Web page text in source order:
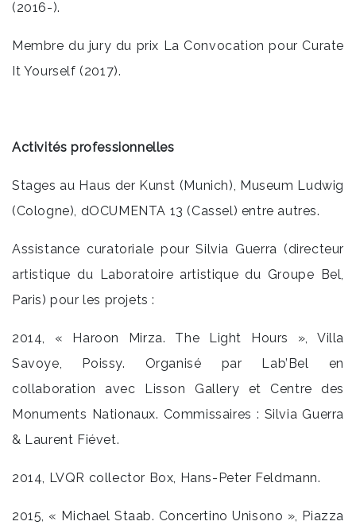
(2016-).
Membre du jury du prix La Convocation pour Curate
It Yourself (2017).
Activitésprofessionnelles
Stages au Haus der Kunst (Munich), Museum Ludwig
(Cologne), dOCUMENTA 13 (Cassel) entre autres.
Assistance curatoriale pour Silvia Guerra (directeur
artistique du Laboratoire artistique du Groupe Bel,
Paris) pour les projets :
2014, « Haroon Mirza. The Light Hours », Villa
Savoye, Poissy. Organisé par Lab’Bel en
collaboration avec Lisson Gallery et Centre des
Monuments Nationaux. Commissaires : Silvia Guerra
& Laurent Fiévet.
2014, LVQR collector Box, Hans-Peter Feldmann.
2015, « Michael Staab. Concertino Unisono », Piazza